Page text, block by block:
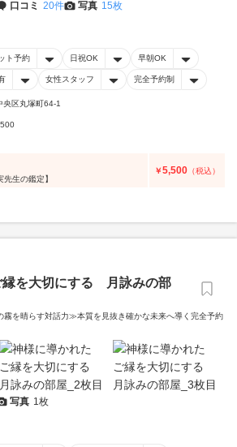
口コミ 20件 写真 15枚
ト予約 日祝OK 早朝OK
女性スタッフ 完全予約制
央区丸塚町64-1
生の鑑定】
￥5,500 （税込）
を大切にする 月詠みの部
を晴らす対話力≫本質を見抜き確かな未来へ導く完全予約
写真 1枚